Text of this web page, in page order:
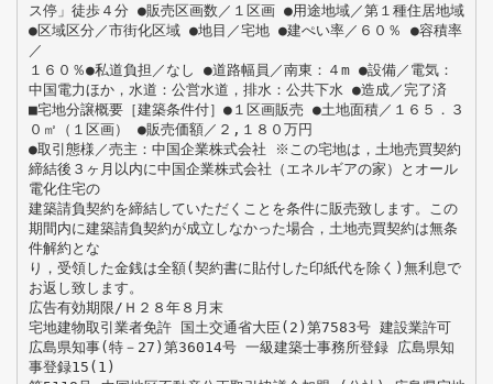
ス停」徒歩４分 ●販売区画数／１区画 ●用途地域／第１種住居地域
●区域区分／市街化区域 ●地目／宅地 ●建ぺい率／６０％ ●容積率
／
１６０％●私道負担／なし ●道路幅員／南東：４m ●設備／電気：
中国電力ほか，水道：公営水道，排水：公共下水 ●造成／完了済
■宅地分譲概要［建築条件付］●１区画販売 ●土地面積／１６５．３
０㎡（１区画） ●販売価額／２,１８０万円
●取引態様／売主：中国企業株式会社 ※この宅地は，土地売買契約
締結後３ヶ月以内に中国企業株式会社（エネルギアの家）とオール
電化住宅の
建築請負契約を締結していただくことを条件に販売致します。この
期間内に建築請負契約が成立しなかった場合，土地売買契約は無条
件解約とな
り，受領した金銭は全額(契約書に貼付した印紙代を除く)無利息で
お返し致します。
広告有効期限/Ｈ２８年８月末
宅地建物取引業者免許 国土交通省大臣(2)第7583号 建設業許可
広島県知事(特－27)第36014号 一級建築士事務所登録 広島県知
事登録15(1)